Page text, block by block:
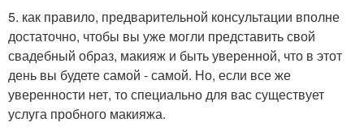
5. как правило, предварительной консультации вполне
достаточно, чтобы вы уже могли представить свой
свадебный образ, макияж и быть уверенной, что в этот
день вы будете самой - самой. Но, если все же
уверенности нет, то специально для вас существует
услуга пробного макияжа.